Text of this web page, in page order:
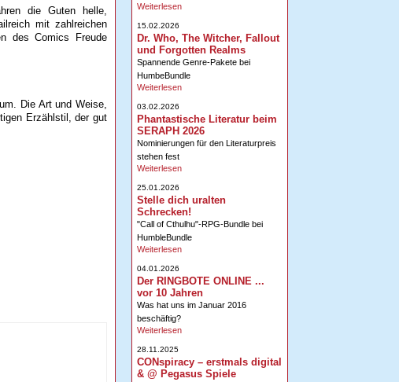
die Guten helle,
mit zahlreichen
des Comics Freude
Die Art und Weise,
Erzählstil, der gut
Weiterlesen
15.02.2026
Dr. Who, The Witcher, Fallout
und Forgotten Realms
Spannende Genre-Pakete bei
HumbeBundle
Weiterlesen
03.02.2026
Phantastische Literatur beim
SERAPH 2026
Nominierungen für den Literaturpreis
stehen fest
Weiterlesen
25.01.2026
Stelle dich uralten
Schrecken!
"Call of Cthulhu"-RPG-Bundle bei
HumbleBundle
Weiterlesen
04.01.2026
Der RINGBOTE ONLINE ...
vor 10 Jahren
Was hat uns im Januar 2016
beschäftig?
Weiterlesen
28.11.2025
CONspiracy – erstmals digital
& @ Pegasus Spiele